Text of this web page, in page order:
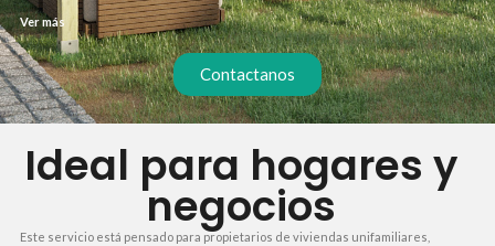
espacio exterior protegido sin renunciar al diseño. A diferencia de las opciones
estándar, cada proyecto se adapta a las dimensiones y estilo de tu terraza o
jardín. El resultado es una estructura que encaja a la perfección y aporta valor a
tu hogar.
Ver más
Contactanos
Ideal para hogares y
negocios
Este servicio está pensado para propietarios de viviendas unifamiliares,